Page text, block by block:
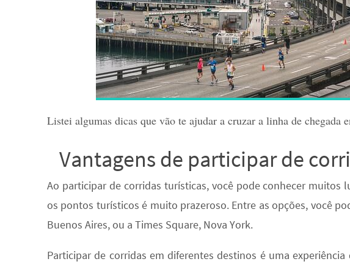
Listei algumas dicas que vão te ajudar a cruzar a linha de chegada
Vantagens de participar de
Ao participar de corridas turísticas, você pode conhecer muitos
os pontos turísticos é muito prazeroso. Entre as opções, você
Buenos Aires, ou a Times Square, Nova York.
Participar de corridas em diferentes destinos é uma